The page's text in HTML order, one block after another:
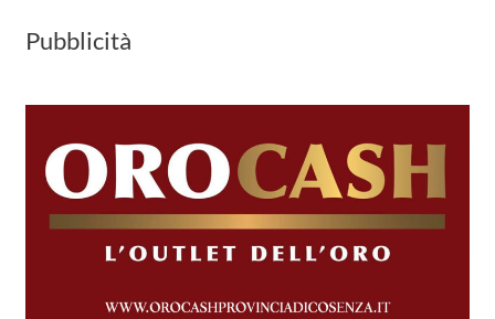
Pubblicità